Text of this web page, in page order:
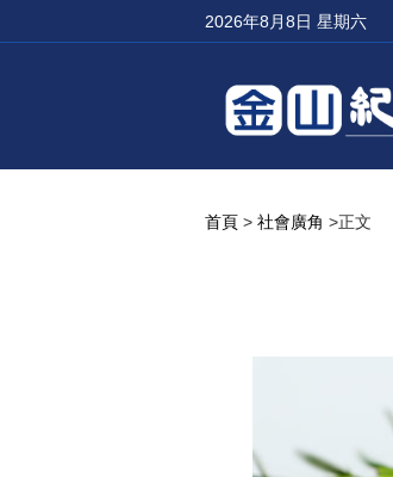
2026年8月8日 星期六
首頁 > 社會廣角 >正文